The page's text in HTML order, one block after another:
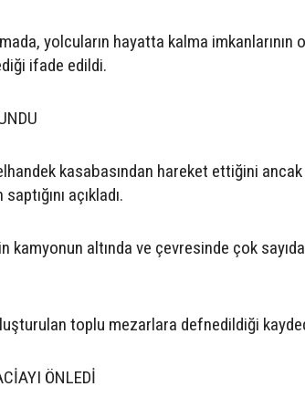
yolcuların hayatta kalma imkanlarının
ifade edildi.
kasabasından hareket ettiğini ancak
açıkladı.
kamyonun altında ve çevresinde çok
toplu mezarlara defnedildiği
ÖNLEDİ